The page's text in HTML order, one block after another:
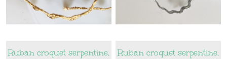
Ruban croquet serpentine,
Ruban croquet serpentine,